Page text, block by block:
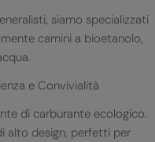
siamo specializzati
camini a bioetanolo,
e Convivialità
di carburante ecologico.
alto design, perfetti per